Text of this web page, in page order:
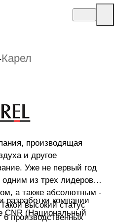
Карел
производящая
и другое
Уже не первый год
из трех лидеров
а также абсолютным -
высокий статус
производственных
разработки компании
CNR (Национальный